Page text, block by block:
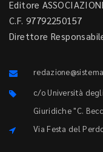
Editore
C.F. 97792250157
Direttore
c/o Università
Giuridiche "C.
Via Festa del